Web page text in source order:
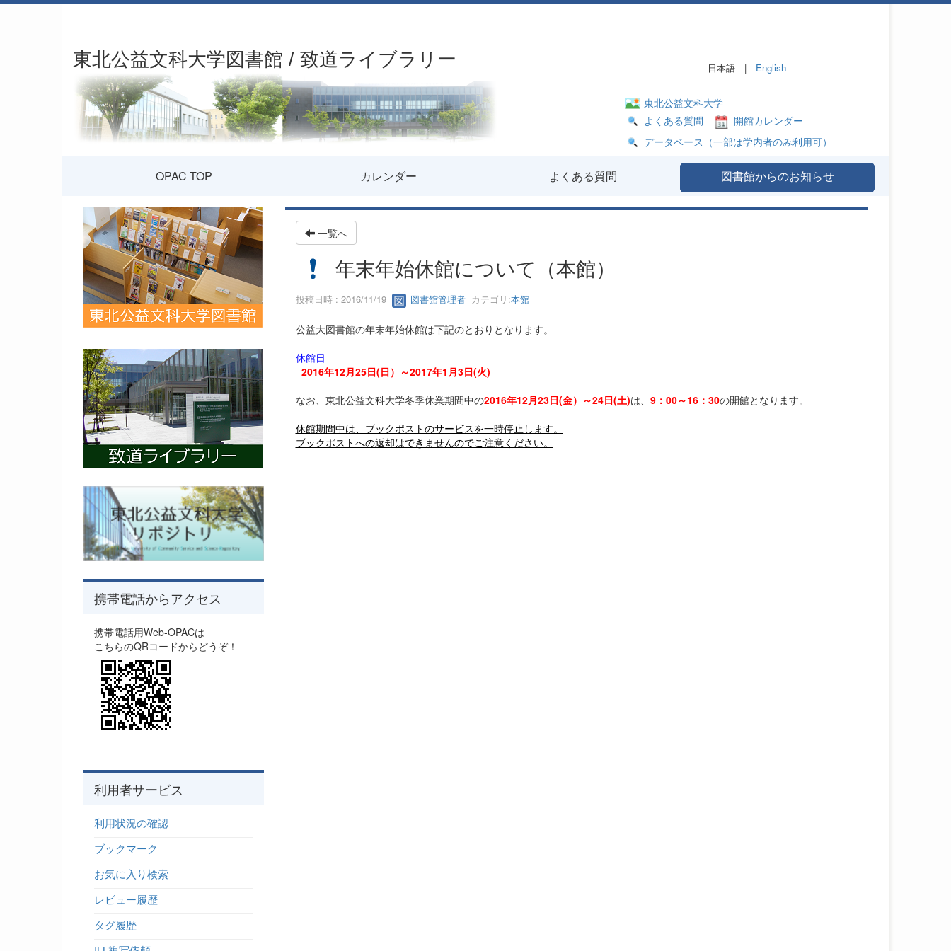
東北公益文科大学図書館 / 致道ライブラリー 日本語 | English
東北公益文科大学
よくある質問
開館カレンダー
データベース（一部は学内者のみ利用可）
OPAC TOP カレンダー よくある質問 図書館からのお知らせ
一覧へ
年末年始休館について（本館）
投稿日時 : 2016/11/19 図書館管理者カテゴリ:本館
公益大図書館の年末年始休館は下記のとおりとなります。
休館日
2016年12月25日(日）～2017年1月3日(火)
なお、東北公益文科大学冬季休業期間中の2016年12月23日(金）～24日(土)は、 9：00～16：30の開館となります。
休館期間中は、ブックポストのサービスを一時停止します。
ブックポストへの返却はできませんのでご注意ください。
携帯電話からアクセス
携帯電話用Web-OPACは
こちらのQRコードからどうぞ！
利用者サービス
利用状況の確認
ブックマーク
お気に入り検索
レビュー履歴
タグ履歴